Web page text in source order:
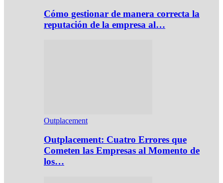
Cómo gestionar de manera correcta la
reputación de la empresa al…
Outplacement
Outplacement: Cuatro Errores que
Cometen las Empresas al Momento de
los…